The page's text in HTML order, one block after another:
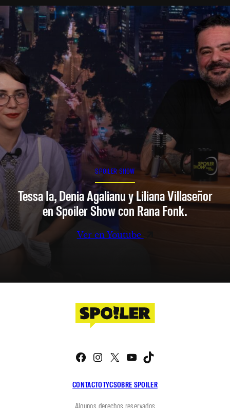
SPOILER SHOW
Tessa Ia, Denia Agalianu y Liliana Villaseñor
en Spoiler Show con Rana Fonk.
Ver en Youtube
CONTACTOTYCSOBRE SPOILER
Facebook
Instagram
X YouTube
Algunos derechos reservados